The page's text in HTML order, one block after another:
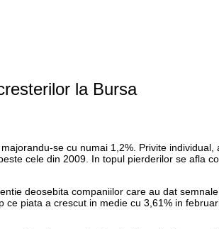
la Bursa
se cu numai 1,2%. Privite individual,
cele din 2009. In topul pierderilor se afla
deosebita companiilor care au dat
piata a crescut in medie cu 3,61% in